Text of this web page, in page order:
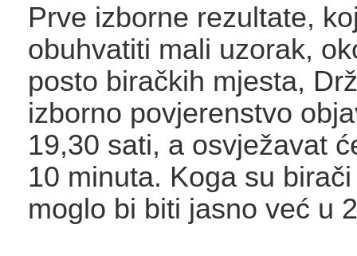
Prve izborne rezultate,
obuhvatiti mali uzorak,
posto biračkih mjesta,
izborno povjerenstvo
19,30 sati, a osvježavat
10 minuta. Koga su
moglo bi biti jasno već u